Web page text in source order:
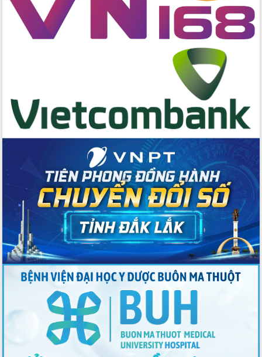
Nâng cao hiệu lực, hiệu quả HĐND
tỉnh thông qua hiện đại hóa hành chính
Xã Ea Phê gắn cải cách hành chính với
Xây dựng nền hành chính số đồng
hành cùng nông dân dân, doanh nghiệp
Giai đoạn 2026-2030, Đắk Lắk phấn
đấu có 77% xã đạt chuẩn nông thôn
Chuyển đổi số 'mở đường' cho nông
nghiệp Đắk Lắk tăng trưởng bứt phá
Triển khai đồng bộ đo đạc, lập hồ sơ
địa chính, hoàn thiện cơ sở dữ liệu đất
Ứng dụng sinh trắc học - Bước tiến
trong hành trình chuyển đổi số tại Đắk
Lắk
Đắk Lắk nâng cao hiệu quả công tác
Đắk Lắk đẩy mạnh nuôi biển công
nghệ, hướng tới phát triển thủy sản
Tập huấn nâng cao năng lực triển khai
chuyển đổi số cho cán bộ, công chức